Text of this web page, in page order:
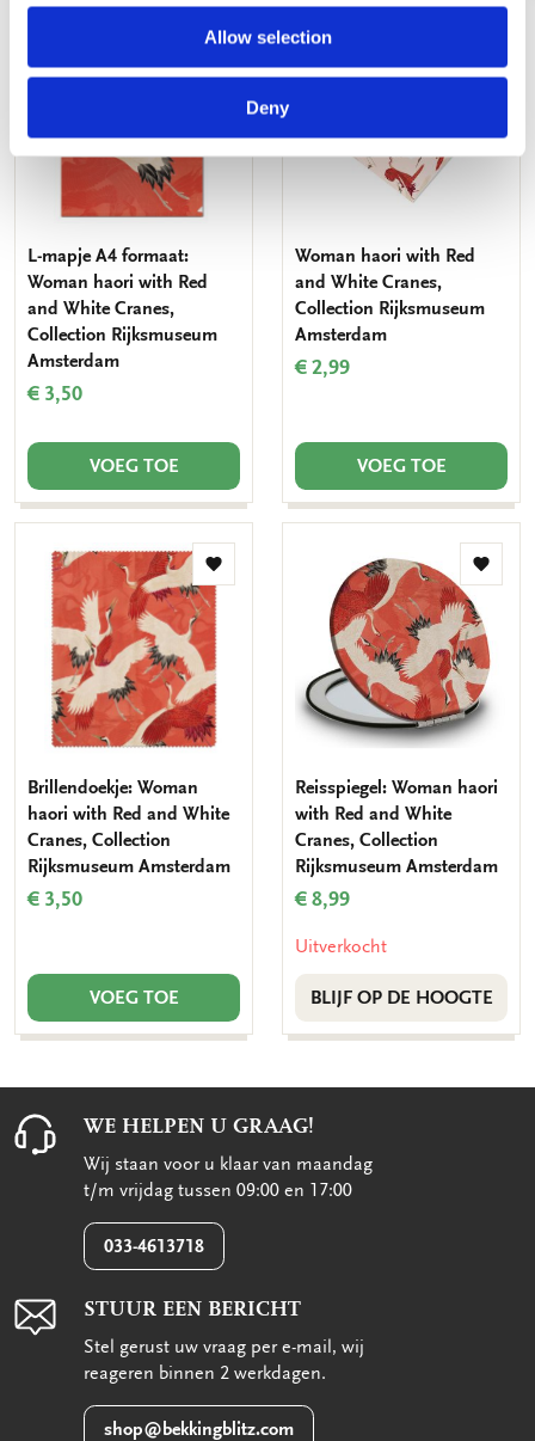
Allow selection
Deny
Toevoegen
aan
verlanglijst
L-mapje A4 formaat:
Woman haori with Red
and White Cranes,
Collection Rijksmuseum
Amsterdam
€ 3,50
VOEG TOE
aan
Woman haori with Red
and White Cranes,
Collection Rijksmuseum
Amsterdam
€ 2,99
VOEG TOE
Toevoegen
aan
verlanglijst
Brillendoekje: Woman
haori with Red and White
Cranes, Collection
Rijksmuseum Amsterdam
€ 3,50
VOEG TOE
Reisspiegel: Woman haori
with Red and White
Cranes, Collection
Rijksmuseum Amsterdam
€ 8,99
Uitverkocht
BLIJF OP DE HOOGTE
WE HELPEN U GRAAG!
Wij staan voor u klaar van maandag
t/m vrijdag tussen 09:00 en 17:00
033-4613718
STUUR EEN BERICHT
Stel gerust uw vraag per e-mail, wij
reageren binnen 2 werkdagen.
shop@bekkingblitz.com